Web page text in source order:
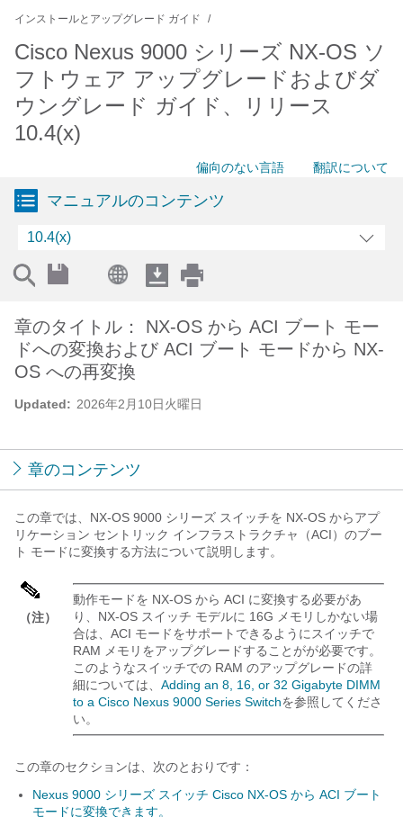
インストールとアップグレード ガイド
Cisco Nexus 9000 シリーズ NX-OS ソ
フトウェア アップグレードおよびダ
ウングレード ガイド、リリース
10.4(x)
偏向のない言語 翻訳について
マニュアルのコンテンツ
10.4(x)
Updated: 2026年2月10日火曜日
章のタイトル： NX-OS から ACI ブート モー
ドへの変換および ACI ブート モードから NX-
OS への再変換
章のコンテンツ
この章では、NX-OS 9000 シリーズ スイッチを NX-OS からアプ
リケーション セントリック インフラストラクチャ（ACI）のブー
ト モードに変換する方法について説明します。
（注）
動作モードを NX-OS から ACI に変換する必要があ
り、NX-OS スイッチ モデルに 16G メモリしかない場
合は、ACI モードをサポートできるようにスイッチで
RAM メモリをアップグレードすることがが必要です。
このようなスイッチでの RAM のアップグレードの詳
細については、 Adding an 8, 16, or 32 Gigabyte DIMM
to a Cisco Nexus 9000 Series Switchを参照してくださ
い。
この章のセクションは、次のとおりです：
Nexus 9000 シリーズ スイッチ Cisco NX-OS から ACI ブート
モードに変換できます。